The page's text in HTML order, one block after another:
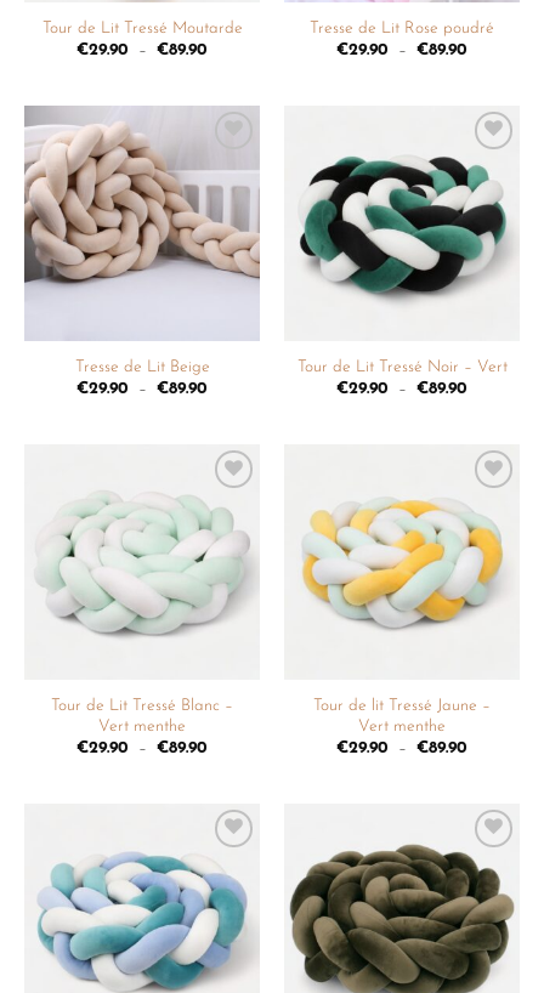
Tour de Lit Tressé Moutarde
€29.90 – €89.90
Tresse de Lit Rose poudré
€29.90 – €89.90
à la
souhaits
Tresse de Lit Beige
€29.90 – €89.90
Ajouter
à la
liste de
souhaits
Tour de Lit Tressé Noir – Vert
€29.90 – €89.90
Ajouter
liste de
souhaits
Tour de Lit Tressé Blanc –
Vert menthe
€29.90 – €89.90
Ajouter
à la
liste de
souhaits
Tour de lit Tressé Jaune –
Vert menthe
€29.90 – €89.90
à la
liste de
souhaits
Ajouter
à la
liste de
souhaits